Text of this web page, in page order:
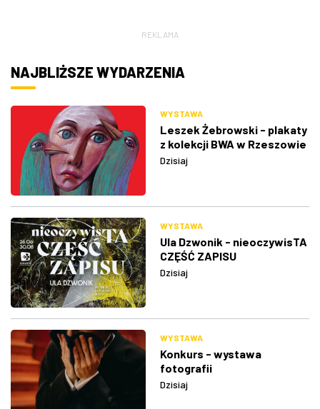
REKLAMA
NAJBLIŻSZE WYDARZENIA
WYSTAWA
Leszek Żebrowski - plakaty
z kolekcji BWA w Rzeszowie
Dzisiaj
WYSTAWA
Ula Dzwonik - nieoczywisTA
CZĘŚĆ ZAPISU
Dzisiaj
WYSTAWA
Konkurs - wystawa
fotografii
Dzisiaj